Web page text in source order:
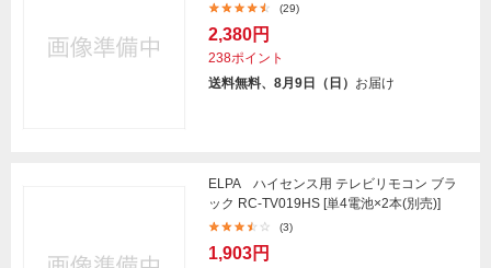
(29)
2,380円
238ポイント
送料無料、8月9日（日） お届け
ELPA ハイセンス用 テレビリモコン ブラ
ック RC-TV019HS [単4電池×2本(別売)]
(3)
1,903円